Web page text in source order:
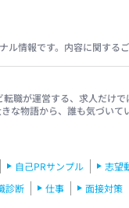
情報です。内容に関する
職が運営する、求人だけ
な物語から、誰も気づい
自己PRサンプル 志望
診断 仕事 面接対策